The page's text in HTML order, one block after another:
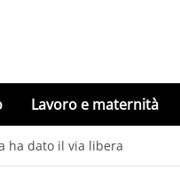
Lavoro e maternità
ha dato il via libera